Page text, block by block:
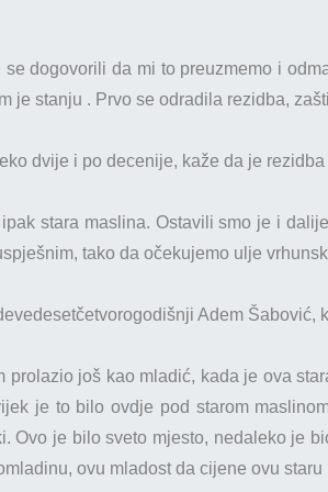
dogovorili da mi to preuzmemo i
je stanju . Prvo se odradila rezidba,
dvije i po decenije, kaže da je
stara maslina. Ostavili smo je i
tako da očekujemo ulje
Adem Šabović,
prolazio još kao mladić, kada je ova
je to bilo ovdje pod starom
Ovo je bilo sveto mjesto, nedaleko je
ovu mladost da cijene ovu